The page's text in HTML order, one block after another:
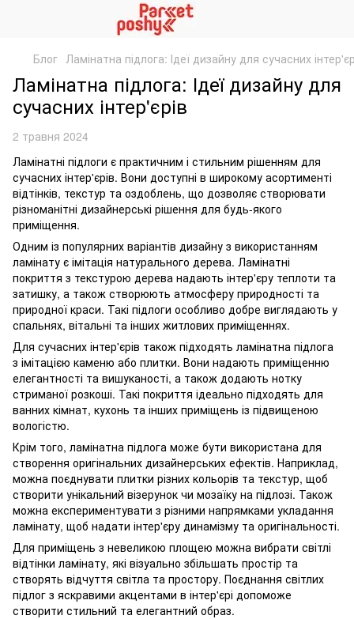
Блог Ламінатна підлога: Ідеї дизайну для сучасних
Ламінатна підлога: Ідеї дизайну для
сучасних інтер'єрів
2 травня 2024
Ламінатні підлоги є практичним і стильним рішенням для
сучасних інтер'єрів. Вони доступні в широкому асортименті
відтінків, текстур та оздоблень, що дозволяє створювати
різноманітні дизайнерські рішення для будь-якого
приміщення.
Одним із популярних варіантів дизайну з використанням
ламінату є імітація натурального дерева. Ламінатні
покриття з текстурою дерева надають інтер'єру теплоти та
затишку, а також створюють атмосферу природності та
природної краси. Такі підлоги особливо добре виглядають у
спальнях, вітальні та інших житлових приміщеннях.
Для сучасних інтер'єрів також підходять ламінатна підлога
з імітацією каменю або плитки. Вони надають приміщенню
елегантності та вишуканості, а також додають нотку
стриманої розкоші. Такі покриття ідеально підходять для
ванних кімнат, кухонь та інших приміщень із підвищеною
вологістю.
Крім того, ламінатна підлога може бути використана для
створення оригінальних дизайнерських ефектів. Наприклад,
можна поєднувати плитки різних кольорів та текстур, щоб
створити унікальний візерунок чи мозаїку на підлозі. Також
можна експериментувати з різними напрямками укладання
ламінату, щоб надати інтер'єру динамізму та оригінальності.
Для приміщень з невеликою площею можна вибрати світлі
відтінки ламінату, які візуально збільшать простір та
створять відчуття світла та простору. Поєднання світлих
підлог з яскравими акцентами в інтер'єрі допоможе
створити стильний та елегантний образ.